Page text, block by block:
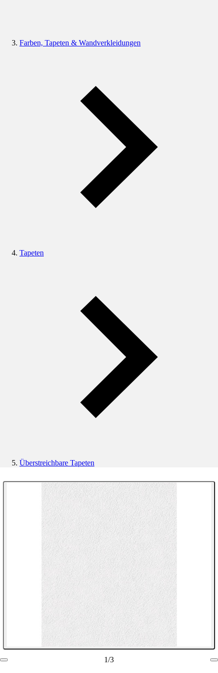
Farben, Tapeten & Wandverkleidungen
Tapeten
Überstreichbare Tapeten
1/3